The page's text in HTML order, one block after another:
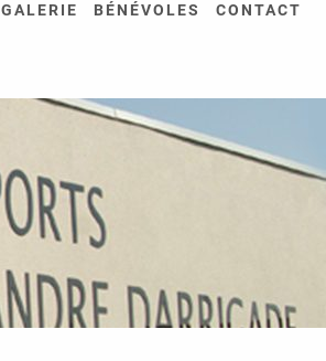
GALERIE BÉNÉVOLES CONTACT